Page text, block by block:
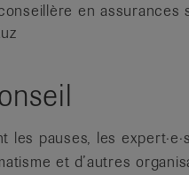
en assurances
pauses, les
et d’autres